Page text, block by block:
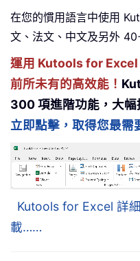
在您的慣用語言中使用
文、法文、中文及另外
運用 Kutools for Excel
前所未有的高效能！
300 項進階功能，大幅
立即點擊，取得您最
Kutools for Excel 詳
載……